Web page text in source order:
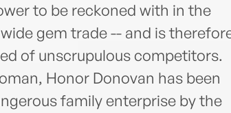
to be reckoned with in the
gem trade -- and is
of unscrupulous competitors.
Honor Donovan has been
family enterprise by the